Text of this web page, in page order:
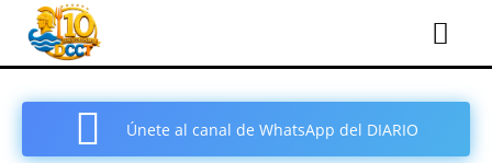
Únete al canal de WhatsApp del DIARIO